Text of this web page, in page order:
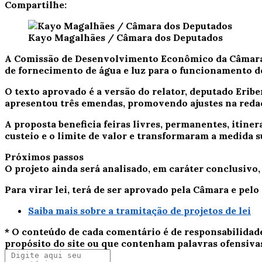
Compartilhe:
Kayo Magalhães / Câmara dos Deputados
A Comissão de Desenvolvimento Econômico da
de fornecimento de água e luz para o funcionamento
O texto aprovado é a versão do relator, deputado
apresentou três emendas, promovendo ajustes na
A proposta beneficia feiras livres, permanentes,
custeio e o limite de valor e transformaram a medida
Próximos passos
O projeto ainda será analisado, em caráter conclusivo
Para virar lei, terá de ser aprovado pela Câmara e pelo
Saiba mais sobre a tramitação de projetos de lei
* O conteúdo de cada comentário é de
propósito do site ou que contenham palavras